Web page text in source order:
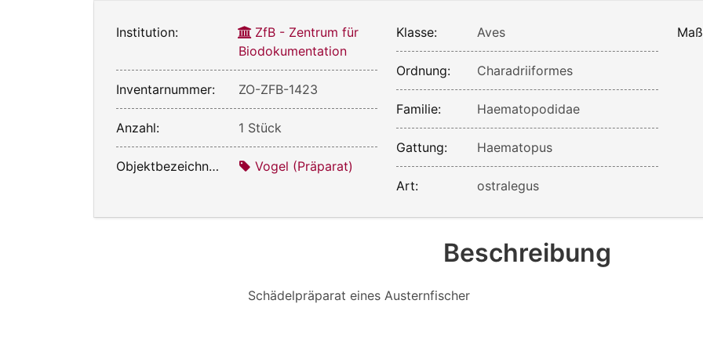
Institution:
ZfB - Zentrum für
Biodokumentation
Inventarnummer: ZO-ZFB-1423
Anzahl: 1 Stück
Objektbezeichnung: Vogel (Präparat)
Klasse: Aves
Ordnung: Charadriiformes
Familie: Haematopodidae
Gattung: Haematopus
Art: ostralegus
Beschreibung
Schädelpräparat eines Austernfischer